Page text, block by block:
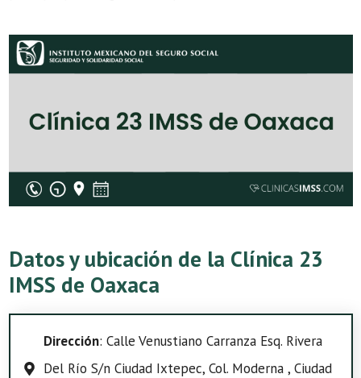
Datos y ubicación de la Clínica 23
IMSS de Oaxaca
Dirección: Calle Venustiano Carranza Esq. Rivera
Del Río S/n Ciudad Ixtepec, Col. Moderna , Ciudad